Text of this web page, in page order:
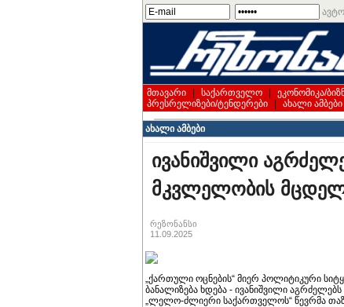
მთავარი საქართველო ეკონომიკა/
პრესრელიზები/ტენდერები
ახალი ამბები
ახალი ამბები
ივანიშვილი
მკვლელობის
რეზონანსი
11.09.2025
„ქართული ოცნების“ მიერ პოლიტიკური
ბანალიზება ხდება - ივანიშვილი
„ლელო-ძლიერი საქართველოს“ წევრმა